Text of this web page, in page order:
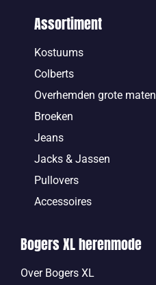
Assortiment
Kostuums
Colberts
Overhemden grote maten
Broeken
Jeans
Jacks & Jassen
Pullovers
Accessoires
Bogers XL herenmode
Over Bogers XL